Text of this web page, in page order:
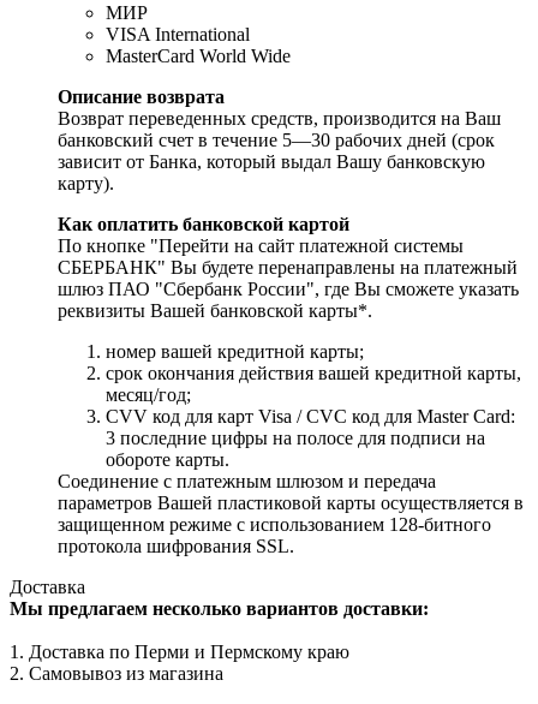
МИР
VISA International
MasterCard World Wide
Описание возврата
Возврат переведенных средств, производится на Ваш
банковский счет в течение 5—30 рабочих дней (срок
зависит от Банка, который выдал Вашу банковскую
карту).
Как оплатить банковской картой
По кнопке "Перейти на сайт платежной системы
СБЕРБАНК" Вы будете перенаправлены на платежный
шлюз ПАО "Сбербанк России", где Вы сможете указать
реквизиты Вашей банковской карты*.
номер вашей кредитной карты;
cрок окончания действия вашей кредитной карты,
месяц/год;
CVV код для карт Visa / CVC код для Master Card:
3 последние цифры на полосе для подписи на
обороте карты.
Соединение с платежным шлюзом и передача
параметров Вашей пластиковой карты осуществляется в
защищенном режиме с использованием 128-битного
протокола шифрования SSL.
Доставка
Мы предлагаем несколько вариантов доставки:
1. Доставка по Перми и Пермскому краю
2. Самовывоз из магазина